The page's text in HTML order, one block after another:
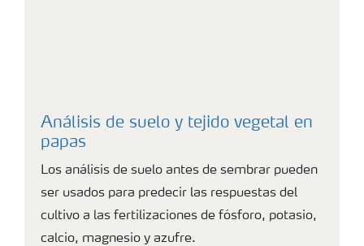
Análisis de suelo y tejido vegetal en
papas
Los análisis de suelo antes de sembrar pueden
ser usados para predecir las respuestas del
cultivo a las fertilizaciones de fósforo, potasio,
calcio, magnesio y azufre.